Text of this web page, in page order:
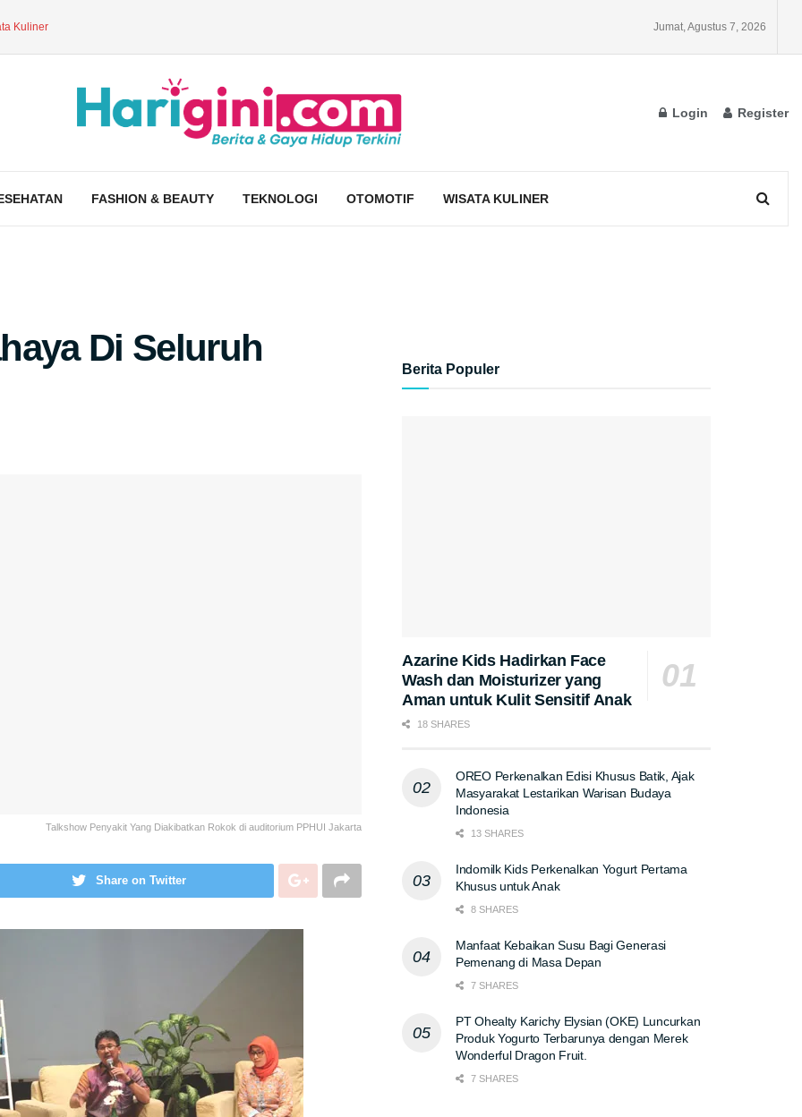
Kuliner Jumat, Agustus 7, 2026
Login Register
FASHION & BEAUTY TEKNOLOGI OTOMOTIF WISATA KULINER
Di Seluruh
Talkshow Penyakit Yang Diakibatkan Rokok di auditorium PPHUI Jakarta
Share on Twitter
Berita Populer
Azarine Kids Hadirkan Face
Wash dan Moisturizer yang
Aman untuk Kulit Sensitif Anak
18 SHARES
OREO Perkenalkan Edisi Khusus Batik, Ajak
Masyarakat Lestarikan Warisan Budaya
Indonesia
13 SHARES
Indomilk Kids Perkenalkan Yogurt Pertama
Khusus untuk Anak
8 SHARES
Manfaat Kebaikan Susu Bagi Generasi
Pemenang di Masa Depan
7 SHARES
PT Ohealty Karichy Elysian (OKE) Luncurkan
Produk Yogurto Terbarunya dengan Merek
Wonderful Dragon Fruit.
7 SHARES